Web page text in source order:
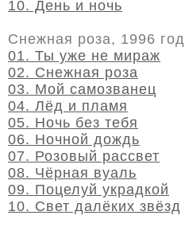
10. День и ночь
Снежная роза, 1996 год
01. Ты уже не мираж
02. Снежная роза
03. Мой самозванец
04. Лёд и пламя
05. Ночь без тебя
06. Ночной дождь
07. Розовый рассвет
08. Чёрная вуаль
09. Поцелуй украдкой
10. Свет далёких звёзд